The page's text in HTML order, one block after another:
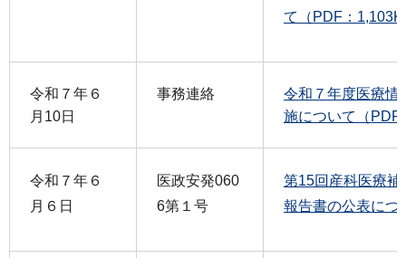
て（PDF：
令和７年６
月10日
事務連絡
令和７年度医療情
施について（PDF
令和７年６
月６日
医政安発060
6第１号
第15回産科医療
報告書の公表につ